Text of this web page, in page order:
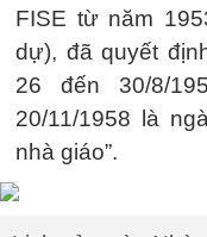
FISE từ năm
dự), đã quyết
26 đến 30/8/
20/11/1958 là
nhà giáo”.